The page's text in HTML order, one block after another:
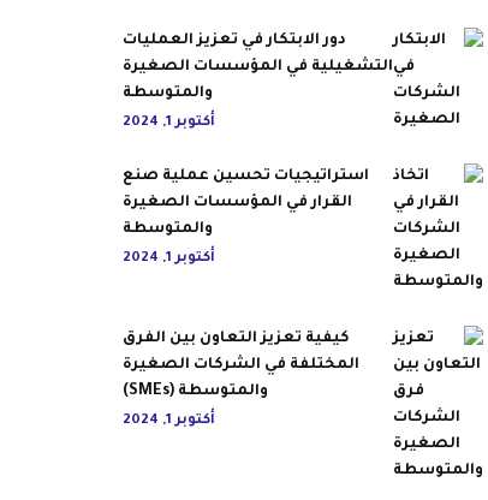
دور الابتكار في تعزيز العمليات
التشغيلية في المؤسسات الصغيرة
والمتوسطة
أكتوبر 1, 2024
استراتيجيات تحسين عملية صنع
القرار في المؤسسات الصغيرة
والمتوسطة
أكتوبر 1, 2024
كيفية تعزيز التعاون بين الفرق
المختلفة في الشركات الصغيرة
والمتوسطة (SMEs)
أكتوبر 1, 2024